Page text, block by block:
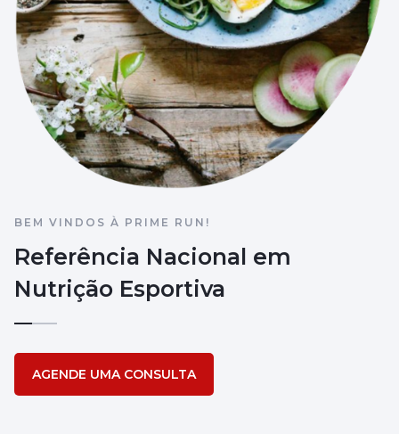
BEM VINDOS À PRIME RUN!
Referência Nacional em
Nutrição Esportiva
AGENDE UMA CONSULTA